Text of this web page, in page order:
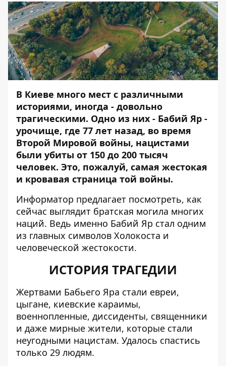
В Киеве много мест с различными
историями, иногда - довольно
трагическими. Одно из них - Бабий Яр -
урочище, где 77 лет назад, во время
Второй Мировой войны, нацистами
были убиты от 150 до 200 тысяч
человек. Это, пожалуй, самая жестокая
и кровавая страница той войны.
Информатор предлагает посмотреть, как
сейчас выглядит братская могила многих
наций. Ведь именно Бабий Яр стал одним
из главных символов Холокоста и
человеческой жестокости.
ИСТОРИЯ ТРАГЕДИИ
Жертвами Бабьего Яра стали евреи,
цыгане, киевские караимы,
военнопленные, диссиденты, священники
и даже мирные жители, которые стали
неугодными нацистам. Удалось спастись
только 29 людям.